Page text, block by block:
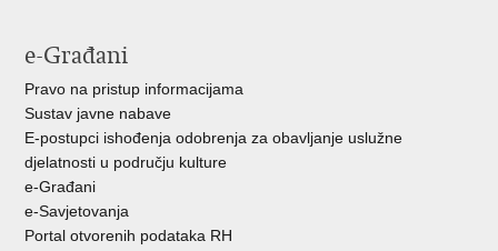
e-Građani
Pravo na pristup informacijama
Sustav javne nabave
E-postupci ishođenja odobrenja za obavljanje uslužne
djelatnosti u području kulture
e-Građani
e-Savjetovanja
Portal otvorenih podataka RH